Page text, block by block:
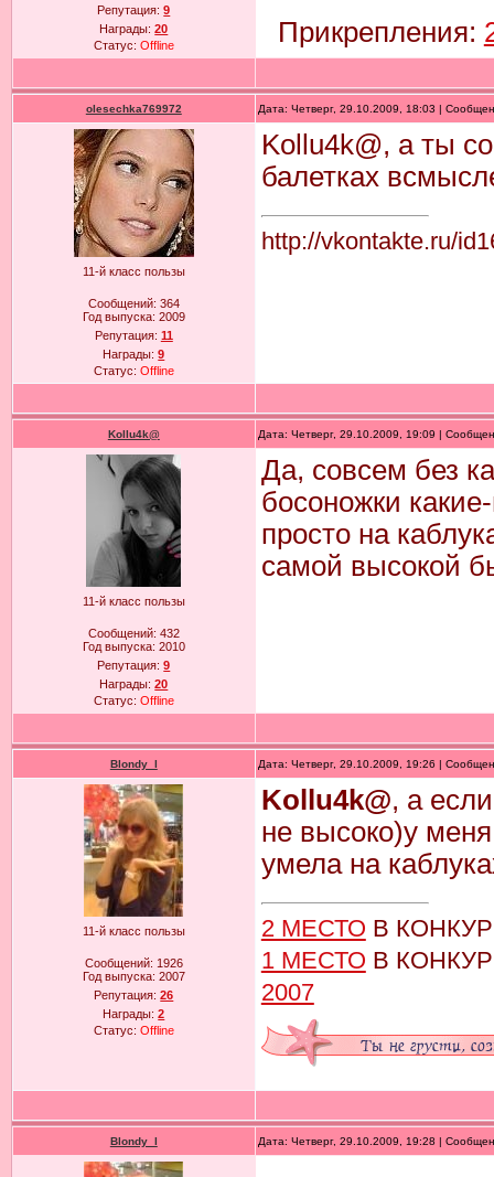
Репутация:9
Награды:20
Статус: Offline Прикрепления:
olesechka769972 Дата: Четверг, 29.10.2009, 18:03 |
11-й класс пользы
Сообщений: 364
Год выпуска: 2009
Репутация: 11
Награды:9
Статус: Offline
Kollu4k@, а ты
балетках
http://vkontakte.ru/
Kollu4k@ Дата: Четверг, 29.10.2009, 19:09 |
11-й класс пользы
Сообщений: 432
Год выпуска: 2010
Репутация:9
Награды:20
Статус: Offline
Да, совсем без
босоножки
просто на
самой высокой
Blondy_l Дата: Четверг, 29.10.2009, 19:26 |
11-й класс пользы
Сообщений: 1926
Год выпуска: 2007
Репутация:26
Награды:2
Статус: Offline
Kollu4k@, а
не высоко)у
умела на
2 МЕСТО В
1 МЕСТО В
2007
Blondy_l Дата: Четверг, 29.10.2009, 19:28 |